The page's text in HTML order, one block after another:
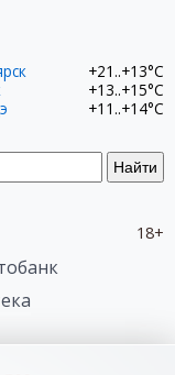
Найти
+21..+13°C
+13..+15°C
+11..+14°C
18+